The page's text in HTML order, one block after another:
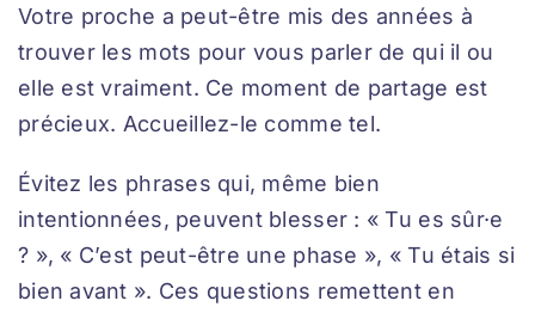
Votre proche a peut-être mis des années à
trouver les mots pour vous parler de qui il ou
elle est vraiment. Ce moment de partage est
précieux. Accueillez-le comme tel.
Évitez les phrases qui, même bien
intentionnées, peuvent blesser : « Tu es sûr·e
? », « C’est peut-être une phase », « Tu étais si
bien avant ». Ces questions remettent en